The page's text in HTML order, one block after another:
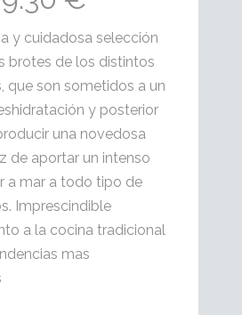
y cuidadosa selección
brotes de los distintos
que son sometidos a un
y posterior
una novedosa
de aportar un intenso
a mar a todo tipo de
Imprescindible
a la cocina tradicional
mas